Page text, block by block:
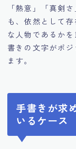
「熱意」「真剣
も、依然として
な人物であるか
書きの文字がポ
ます。
手書きが求
いるケース